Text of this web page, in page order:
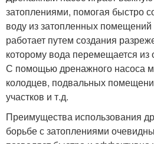
затоплениями, помогая быстро
воду из затопленных
работает путем создания
которому вода перемещается из
С помощью дренажного насоса
колодцев, подвальных
участков и т.д.
Преимущества использования
борьбе с затоплениями